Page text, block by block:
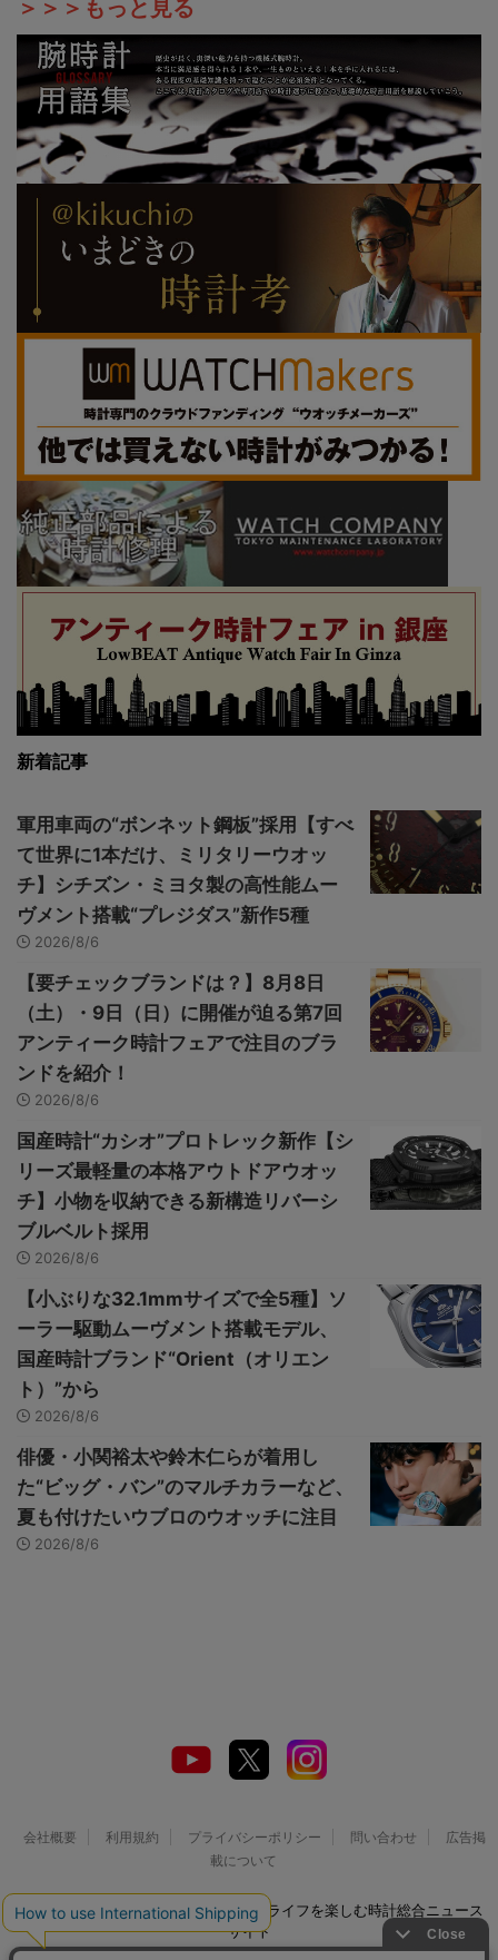
＞＞＞もっと見る
新着記事
軍用車両の“ボンネット鋼板”採用【すべ
て世界に1本だけ、ミリタリーウオッ
チ】シチズン・ミヨタ製の高性能ムー
ヴメント搭載“プレジダス”新作5種
2026/8/6
【要チェックブランドは？】8月8日
（土）・9日（日）に開催が迫る第7回
アンティーク時計フェアで注目のブラ
ンドを紹介！
2026/8/6
国産時計“カシオ”プロトレック新作【シ
リーズ最軽量の本格アウトドアウオッ
チ】小物を収納できる新構造リバーシ
ブルベルト採用
2026/8/6
【小ぶりな32.1mmサイズで全5種】ソ
ーラー駆動ムーヴメント搭載モデル、
国産時計ブランド“Orient（オリエン
ト）”から
2026/8/6
俳優・小関裕太や鈴木仁らが着用し
た“ビッグ・バン”のマルチカラーなど、
夏も付けたいウブロのウオッチに注目
2026/8/6
会社概要 利用規約 プライバシーポリシー 問い合わせ
広告掲
載について
© 2026 Watch LIFE NEWS｜ウオッチライフを楽しむ時計総合ニュース
サイト